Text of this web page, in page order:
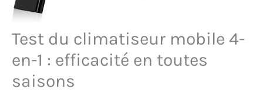
Test du climatiseur mobile 4-
en-1 : efficacité en toutes
saisons